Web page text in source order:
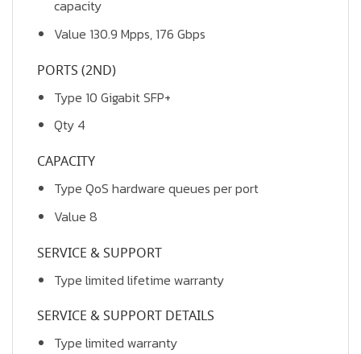
capacity
Value 130.9 Mpps, 176 Gbps
PORTS (2ND)
Type 10 Gigabit SFP+
Qty 4
CAPACITY
Type QoS hardware queues per port
Value 8
SERVICE & SUPPORT
Type limited lifetime warranty
SERVICE & SUPPORT DETAILS
Type limited warranty